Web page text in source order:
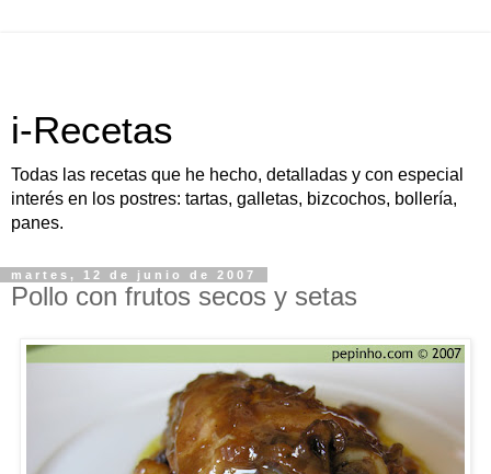
i-Recetas
Todas las recetas que he hecho, detalladas y con especial
interés en los postres: tartas, galletas, bizcochos, bollería,
panes.
martes, 12 de junio de 2007
Pollo con frutos secos y setas